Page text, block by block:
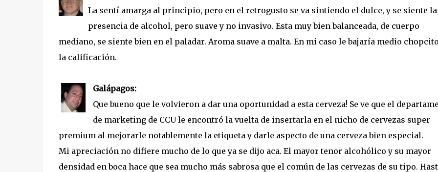
La sentí amarga al principio, pero en el retrogusto se va sintiendo el dulce, y se siente la
presencia de alcohol, pero suave y no invasivo. Esta muy bien balanceada, de cuerpo
mediano, se siente bien en el paladar. Aroma suave a malta. En mi caso le bajaría medio
la calificación.
Galápagos:
Que bueno que le volvieron a dar una oportunidad a esta cerveza! Se ve que el
de marketing de CCU le encontró la vuelta de insertarla en el nicho de cervezas super
premium al mejorarle notablemente la etiqueta y darle aspecto de una cerveza bien especial.
Mi apreciación no difiere mucho de lo que ya se dijo aca. El mayor tenor alcohólico y su mayor
densidad en boca hace que sea mucho más sabrosa que el común de las cervezas de su tipo.